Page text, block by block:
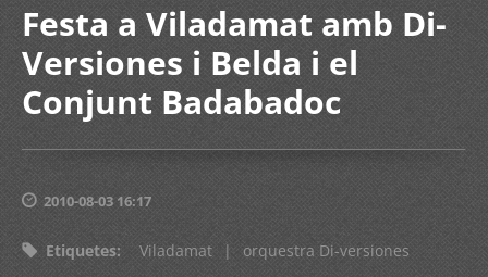
Festa a Viladamat amb Di-
Versiones i Belda i el
Conjunt Badabadoc
2010-08-03 16:17
Etiquetes: Viladamat | orquestra Di-versiones